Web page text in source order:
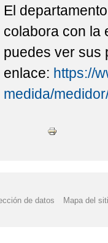
El
colabora con la
puedes ver sus
enlace: https://
medida/
de datos Mapa del